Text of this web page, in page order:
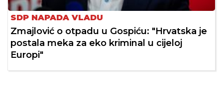
SDP NAPADA VLADU
Zmajlović o otpadu u Gospiću: "Hrvatska je
postala meka za eko kriminal u cijeloj
Europi"